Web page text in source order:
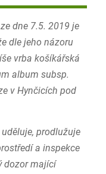
dne 7.5. 2019 je
dle jeho názoru
vrba košíkářská
album subsp.
v Hynčicích pod
prodlužuje
a inspekce
dozor mající